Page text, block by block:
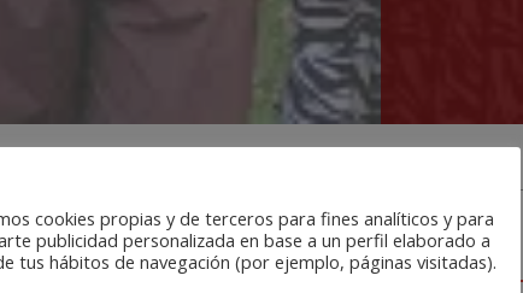
Colegio Oficial de Trabajo
periodo 2026-2029
cookies propias y de terceros para fines analíticos y para
publicidad personalizada en base a un perfil elaborado a
tus hábitos de navegación (por ejemplo, páginas visitadas).